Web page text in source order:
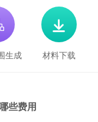
生成

材料下载
些费用